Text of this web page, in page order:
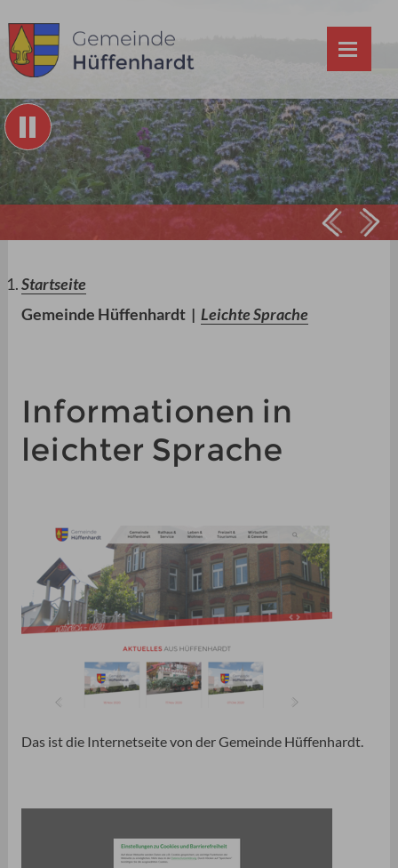
Prev
Startseite
Gemeinde Hüffenhardt| Leichte Sprache
Informationen in
leichter Sprache
Das ist die Internetseite von der Gemeinde Hüffenhardt.